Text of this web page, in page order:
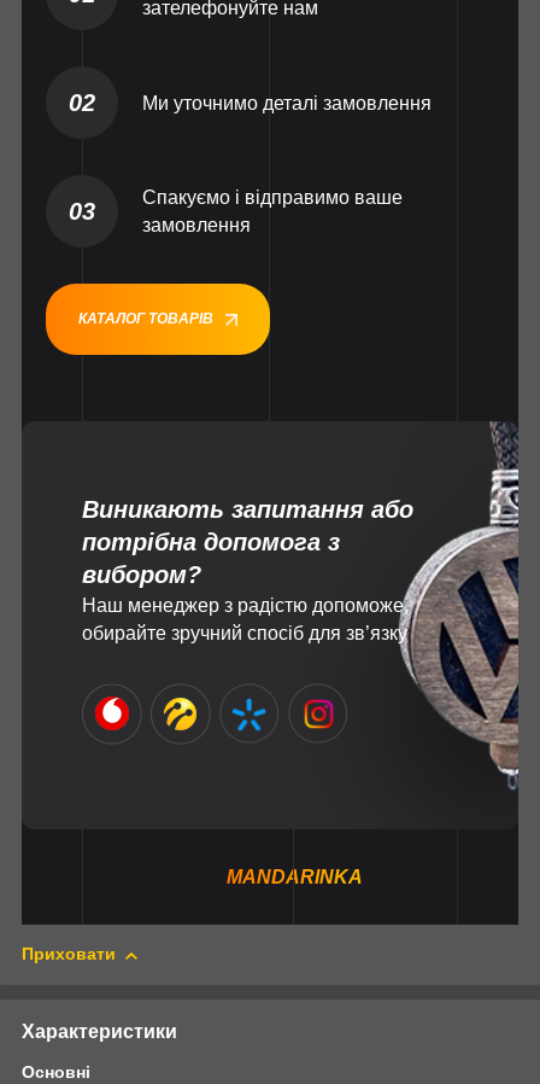
зателефонуйте нам
02 Ми уточнимо деталі замовлення
03
Спакуємо і відправимо ваше
замовлення
КАТАЛОГ ТОВАРІВ
Виникають запитання або
потрібна допомога з
вибором?
Наш менеджер з радістю допоможе,
обирайте зручний спосіб для зв’язку
MANDARINKA
Приховати
Характеристики
Основні